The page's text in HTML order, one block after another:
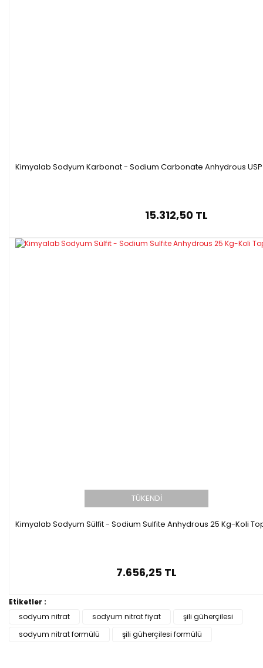
Kimyalab Sodyum Karbonat - Sodium Carbonate Anhydrous
15.312,50 TL
TÜKENDİ
Kimyalab Sodyum Sülfit - Sodium Sulfite Anhydrous 25 Kg-Koli
7.656,25 TL
Etiketler :
sodyum nitrat
sodyum nitrat fiyat
şili güherçilesi
sodyum nitrat formülü
şili güherçilesi formülü